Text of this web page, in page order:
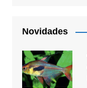
Novidades